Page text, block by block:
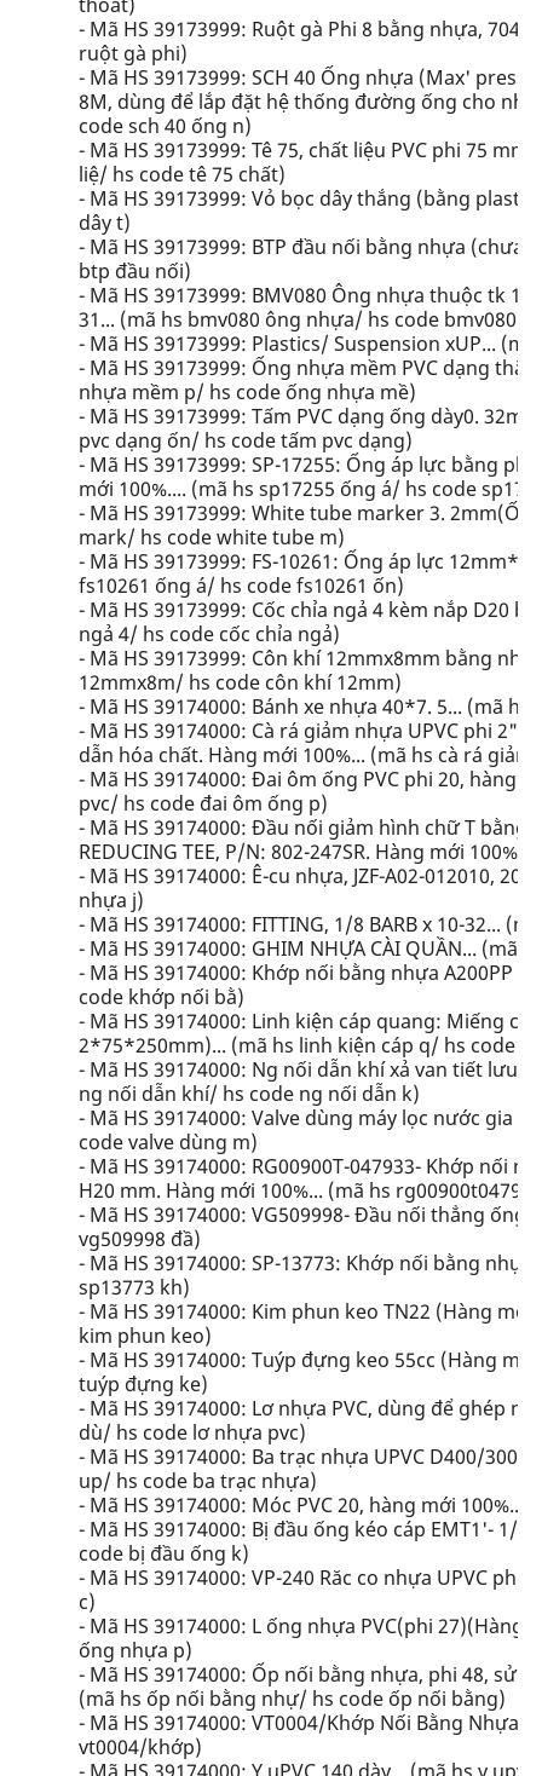
- Mã HS 39173999: Ruột gà Phi 8 bằng nhựa,
ruột gà phi)
- Mã HS 39173999: SCH 40 Ống nhựa (Max'
8M, dùng để lắp đặt hệ thống đường ống cho nhà
code sch 40 ống n)
- Mã HS 39173999: Tê 75, chất liệu PVC phi 75
liệ/ hs code tê 75 chất)
- Mã HS 39173999: Vỏ bọc dây thắng (bằng
dây t)
- Mã HS 39173999: BTP đầu nối bằng nhựa
btp đầu nối)
- Mã HS 39173999: BMV080 Ông nhựa thuộc tk
31... (mã hs bmv080 ông nhựa/ hs code bmv080
- Mã HS 39173999: Plastics/ Suspension xUP...
- Mã HS 39173999: Ống nhựa mềm PVC dạng
nhựa mềm p/ hs code ống nhựa mề)
- Mã HS 39173999: Tấm PVC dạng ống dày0.
pvc dạng ốn/ hs code tấm pvc dạng)
- Mã HS 39173999: SP-17255: Ống áp lực bằng
mới 100%.... (mã hs sp17255 ống á/ hs code
- Mã HS 39173999: White tube marker 3.
mark/ hs code white tube m)
- Mã HS 39173999: FS-10261: Ống áp lực
fs10261 ống á/ hs code fs10261 ốn)
- Mã HS 39173999: Cốc chỉa ngả 4 kèm nắp D20
ngả 4/ hs code cốc chỉa ngả)
- Mã HS 39173999: Côn khí 12mmx8mm bằng
12mmx8m/ hs code côn khí 12mm)
- Mã HS 39174000: Bánh xe nhựa 40*7. 5... (mã
- Mã HS 39174000: Cà rá giảm nhựa UPVC phi
dẫn hóa chất. Hàng mới 100%... (mã hs cà rá
- Mã HS 39174000: Đai ôm ống PVC phi 20, hàng
pvc/ hs code đai ôm ống p)
- Mã HS 39174000: Đầu nối giảm hình chữ T bằng
REDUCING TEE, P/N: 802-247SR. Hàng mới
- Mã HS 39174000: Ê-cu nhựa, JZF-A02-012010,
nhựa j)
- Mã HS 39174000: FITTING, 1/8 BARB x 10-32...
- Mã HS 39174000: GHIM NHỰA CÀI QUẦN...
- Mã HS 39174000: Khớp nối bằng nhựa A200PP
code khớp nối bằ)
- Mã HS 39174000: Linh kiện cáp quang: Miếng
2*75*250mm)... (mã hs linh kiện cáp q/ hs code
- Mã HS 39174000: Ng nối dẫn khí xả van tiết lưu
ng nối dẫn khí/ hs code ng nối dẫn k)
- Mã HS 39174000: Valve dùng máy lọc nước gia
code valve dùng m)
- Mã HS 39174000: RG00900T-047933- Khớp nối
H20 mm. Hàng mới 100%... (mã hs
- Mã HS 39174000: VG509998- Đầu nối thẳng ống
vg509998 đầ)
- Mã HS 39174000: SP-13773: Khớp nối bằng
sp13773 kh)
- Mã HS 39174000: Kim phun keo TN22 (Hàng
kim phun keo)
- Mã HS 39174000: Tuýp đựng keo 55cc (Hàng
tuýp đựng ke)
- Mã HS 39174000: Lơ nhựa PVC, dùng để ghép
dù/ hs code lơ nhựa pvc)
- Mã HS 39174000: Ba trạc nhựa UPVC D400/
up/ hs code ba trạc nhựa)
- Mã HS 39174000: Móc PVC 20, hàng mới
- Mã HS 39174000: Bị đầu ống kéo cáp EMT1'-
code bị đầu ống k)
- Mã HS 39174000: VP-240 Răc co nhựa UPVC
c)
- Mã HS 39174000: L ống nhựa PVC(phi
ống nhựa p)
- Mã HS 39174000: Ốp nối bằng nhựa, phi 48, sử
(mã hs ốp nối bằng nhự/ hs code ốp nối bằng)
- Mã HS 39174000: VT0004/Khớp Nối Bằng
vt0004/khớp)